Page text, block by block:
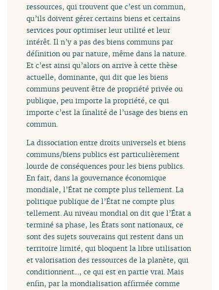
ressources, qui trouvent que c’est un commun,
qu’ils doivent gérer certains biens et certains
services pour optimiser leur utilité et leur
intérêt. Il n’y a pas des biens communs par
définition ou par nature, même dans la nature.
Et c’est ainsi qu’alors on arrive à cette thèse
actuelle, dominante, qui dit que les biens
communs peuvent être de propriété privée ou
publique, peu importe la propriété, ce qui
importe c’est la finalité de l’usage des biens en
commun.
La dissociation entre droits universels et biens
communs/biens publics est particulièrement
lourde de conséquences pour les biens publics.
En fait, dans la gouvernance économique
mondiale, l’État ne compte plus tellement. La
politique publique de l’État ne compte plus
tellement. Au niveau mondial on dit que l’État a
terminé sa phase, les États sont nationaux, ce
sont des sujets souverains qui restent dans un
territoire limité, qui bloquent la libre utilisation
et valorisation des ressources de la planète, qui
conditionnent…, ce qui est en partie vrai. Mais
enfin, par la mondialisation affirmée comme